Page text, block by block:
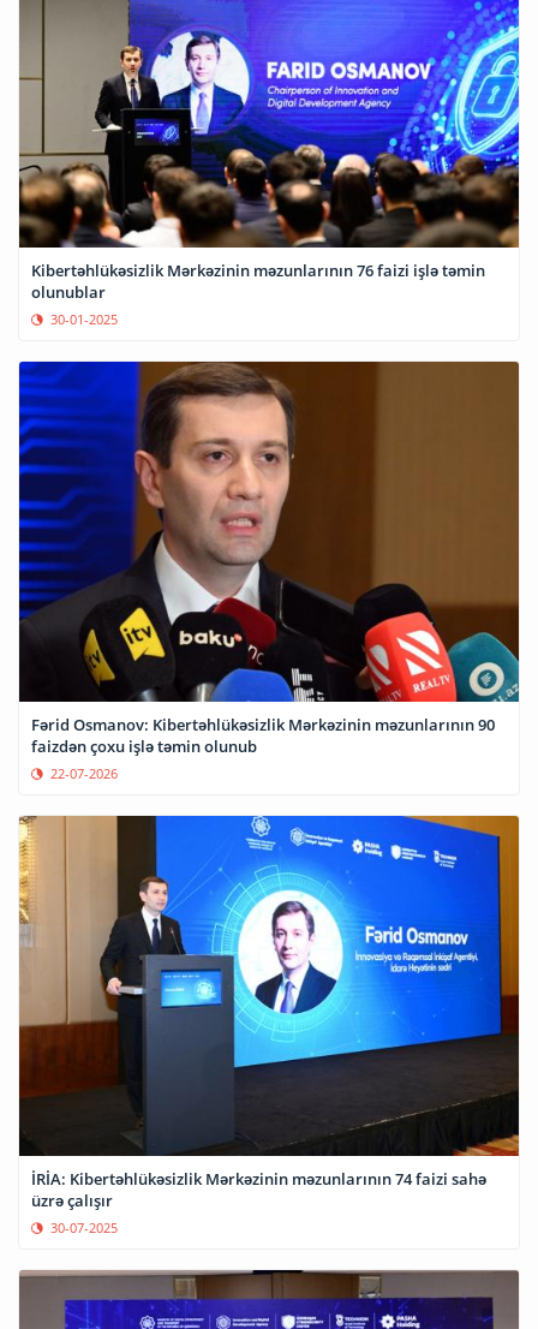
Kibertəhlükəsizlik Mərkəzinin məzunlarının 76 faizi işlə təmin
olunublar
30-01-2025
Fərid Osmanov: Kibertəhlükəsizlik Mərkəzinin məzunlarının 90
faizdən çoxu işlə təmin olunub
22-07-2026
İRİA: Kibertəhlükəsizlik Mərkəzinin məzunlarının 74 faizi sahə
üzrə çalışır
30-07-2025